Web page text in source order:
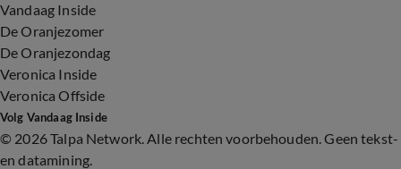
Vandaag Inside
De Oranjezomer
De Oranjezondag
Veronica Inside
Veronica Offside
Volg Vandaag Inside
© 2026 Talpa Network. Alle rechten voorbehouden. Geen tekst-
en datamining.